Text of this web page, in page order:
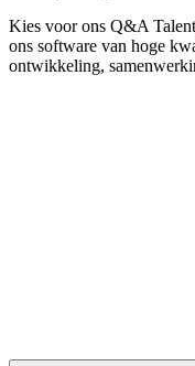
Kies voor ons Q&A
ons software van hoge
ontwikkeling,